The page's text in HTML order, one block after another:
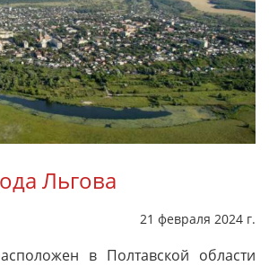
Льгова
21 февраля 2024 г.
в Полтавской области